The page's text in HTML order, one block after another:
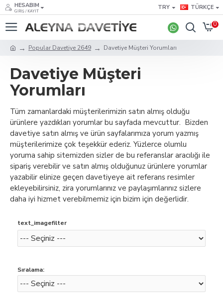
HESABIM
GIRIŞ / KAYIT
TRY TÜRKÇE
0
Popular Davetiye 2649 Davetiye Müşteri Yorumları
Davetiye Müşteri
Yorumları
Tüm zamanlardaki müşterilerimizin satın almış olduğu
ürünlere yazdıkları yorumlar bu sayfada mevcuttur. Bizden
davetiye satın almış ve ürün sayfalarımıza yorum yazmış
müşterilerimize çok teşekkür ederiz. Yüzlerce olumlu
yoruma sahip sitemizden sizler de bu referanslar aracılığı ile
sipariş verebilir ve satın almış olduğunuz ürünlere yorumlar
yazabilir elinize geçen davetiyeye ait referans resimler
ekleyebilirsiniz, zira yorumlarınız ve paylaşımlarınız sizlere
daha iyi hizmet verebilmemiz için bizim için değerlidir.
text_imagefilter
Sıralama: